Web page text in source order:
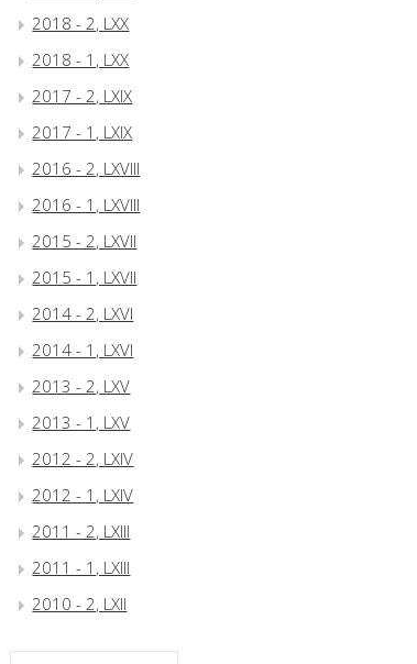
2018 - 2, LXX
2018 - 1, LXX
2017 - 2, LXIX
2017 - 1, LXIX
2016 - 2, LXVIII
2016 - 1, LXVIII
2015 - 2, LXVII
2015 - 1, LXVII
2014 - 2, LXVI
2014 - 1, LXVI
2013 - 2, LXV
2013 - 1, LXV
2012 - 2, LXIV
2012 - 1, LXIV
2011 - 2, LXIII
2011 - 1, LXIII
2010 - 2, LXII